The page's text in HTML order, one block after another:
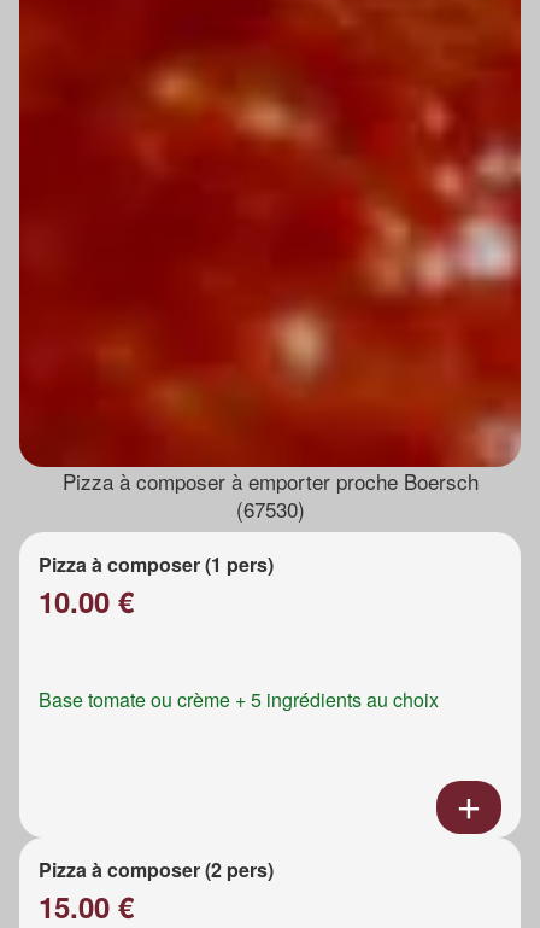
Pizza à composer à emporter proche Boersch
(67530)
Pizza à composer (1 pers)
10.00 €
Base tomate ou crème + 5 ingrédients au choix
Pizza à composer (2 pers)
15.00 €